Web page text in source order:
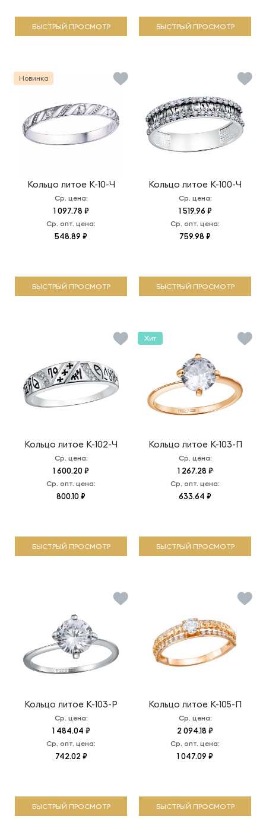
БЫСТРЫЙ ПРОСМОТР БЫСТРЫЙ ПРОСМОТР
Кольцо литое К-10-Ч
Ср. цена:
1 097.78 ₽
Ср. опт. цена:
548.89 ₽
Новинка
БЫСТРЫЙ ПРОСМОТР
Кольцо литое К-100-Ч
Ср. цена:
1 519.96 ₽
Ср. опт. цена:
759.98 ₽
БЫСТРЫЙ ПРОСМОТР
Кольцо литое К-102-Ч
Ср. цена:
1 600.20 ₽
Ср. опт. цена:
800.10 ₽
БЫСТРЫЙ ПРОСМОТР
Кольцо литое К-103-П
Ср. цена:
1 267.28 ₽
Ср. опт. цена:
633.64 ₽
Хит
БЫСТРЫЙ ПРОСМОТР
Кольцо литое К-103-Р
Ср. цена:
1 484.04 ₽
Ср. опт. цена:
742.02 ₽
БЫСТРЫЙ ПРОСМОТР
Кольцо литое К-105-П
Ср. цена:
2 094.18 ₽
Ср. опт. цена:
1 047.09 ₽
БЫСТРЫЙ ПРОСМОТР